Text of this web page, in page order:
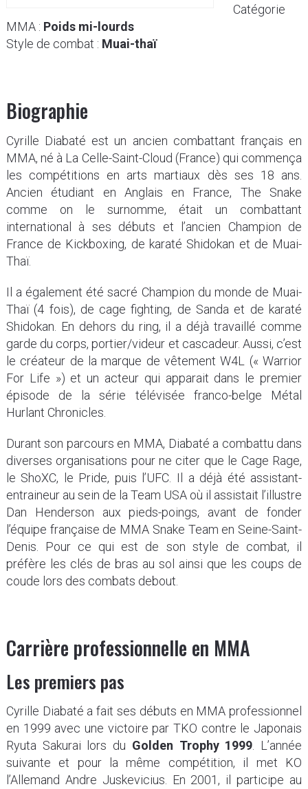
Catégorie
MMA : Poids mi-lourds
Style de combat : Muai-thaï
Biographie
Cyrille Diabaté est un ancien combattant français en
MMA, né à La Celle-Saint-Cloud (France) qui commença
les compétitions en arts martiaux dès ses 18 ans.
Ancien étudiant en Anglais en France, The Snake
comme on le surnomme, était un combattant
international à ses débuts et l’ancien Champion de
France de Kickboxing, de karaté Shidokan et de Muai-
Thaï.
Il a également été sacré Champion du monde de Muai-
Thaï (4 fois), de cage fighting, de Sanda et de karaté
Shidokan. En dehors du ring, il a déjà travaillé comme
garde du corps, portier/videur et cascadeur. Aussi, c’est
le créateur de la marque de vêtement W4L (« Warrior
For Life ») et un acteur qui apparait dans le premier
épisode de la série télévisée franco-belge Métal
Hurlant Chronicles.
Durant son parcours en MMA, Diabaté a combattu dans
diverses organisations pour ne citer que le Cage Rage,
le ShoXC, le Pride, puis l’UFC. Il a déjà été assistant-
entraineur au sein de la Team USA où il assistait l’illustre
Dan Henderson aux pieds-poings, avant de fonder
l’équipe française de MMA Snake Team en Seine-Saint-
Denis. Pour ce qui est de son style de combat, il
préfère les clés de bras au sol ainsi que les coups de
coude lors des combats debout.
Carrière professionnelle en MMA
Les premiers pas
Cyrille Diabaté a fait ses débuts en MMA professionnel
en 1999 avec une victoire par TKO contre le Japonais
Ryuta Sakurai lors du Golden Trophy 1999 . L’année
suivante et pour la même compétition, il met KO
l’Allemand Andre Juskevicius. En 2001, il participe au